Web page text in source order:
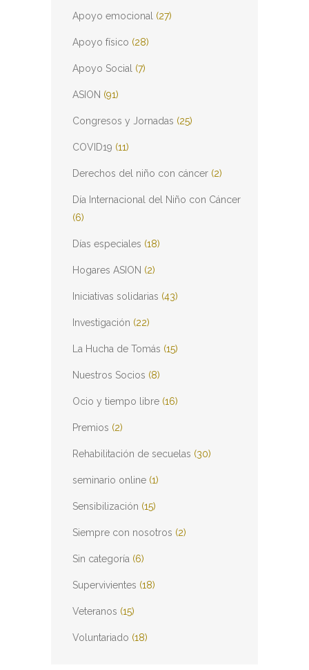
Apoyo emocional (27)
Apoyo físico (28)
Apoyo Social (7)
ASION (91)
Congresos y Jornadas (25)
COVID19 (11)
Derechos del niño con cáncer (2)
Día Internacional del Niño con Cáncer
(6)
Días especiales (18)
Hogares ASION (2)
Iniciativas solidarias (43)
Investigación (22)
La Hucha de Tomás (15)
Nuestros Socios (8)
Ocio y tiempo libre (16)
Premios (2)
Rehabilitación de secuelas (30)
seminario online (1)
Sensibilización (15)
Siempre con nosotros (2)
Sin categoría (6)
Supervivientes (18)
Veteranos (15)
Voluntariado (18)